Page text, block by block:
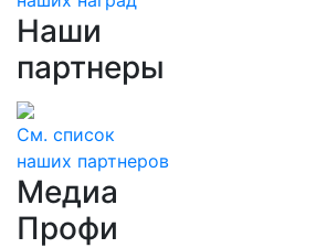
Наши
партнеры
См. список
наших партнеров
Медиа
Профи